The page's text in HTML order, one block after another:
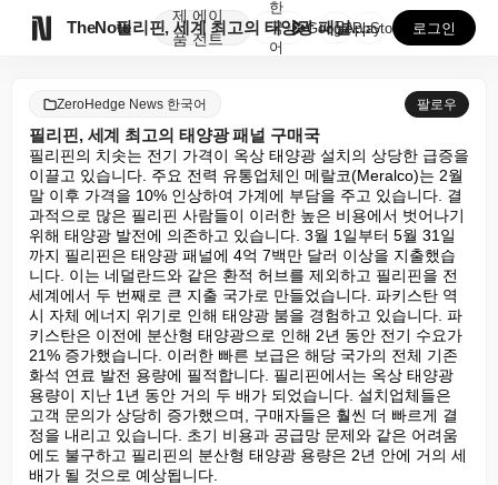
TheNote
제
품
에이
전트
필리핀, 세계 최고의 태양광 패널 구매국
한
국
어
GooglePlay
AppStore 로그인
ZeroHedge News 한국어 팔로우
필리핀, 세계 최고의 태양광 패널 구매국
필리핀의 치솟는 전기 가격이 옥상 태양광 설치의 상당한 급증을
이끌고 있습니다. 주요 전력 유통업체인 메랄코(Meralco)는 2월
말 이후 가격을 10% 인상하여 가계에 부담을 주고 있습니다. 결
과적으로 많은 필리핀 사람들이 이러한 높은 비용에서 벗어나기
위해 태양광 발전에 의존하고 있습니다. 3월 1일부터 5월 31일
까지 필리핀은 태양광 패널에 4억 7백만 달러 이상을 지출했습
니다. 이는 네덜란드와 같은 환적 허브를 제외하고 필리핀을 전
세계에서 두 번째로 큰 지출 국가로 만들었습니다. 파키스탄 역
시 자체 에너지 위기로 인해 태양광 붐을 경험하고 있습니다. 파
키스탄은 이전에 분산형 태양광으로 인해 2년 동안 전기 수요가
21% 증가했습니다. 이러한 빠른 보급은 해당 국가의 전체 기존
화석 연료 발전 용량에 필적합니다. 필리핀에서는 옥상 태양광
용량이 지난 1년 동안 거의 두 배가 되었습니다. 설치업체들은
고객 문의가 상당히 증가했으며, 구매자들은 훨씬 더 빠르게 결
정을 내리고 있습니다. 초기 비용과 공급망 문제와 같은 어려움
에도 불구하고 필리핀의 분산형 태양광 용량은 2년 안에 거의 세
배가 될 것으로 예상됩니다.